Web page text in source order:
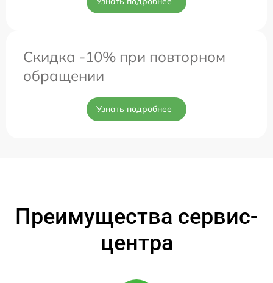
Скидка -10% при повторном
обращении
Узнать подробнее
Преимущества сервис-
центра